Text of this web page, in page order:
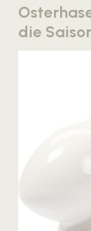
Cineplexx
Designer
FG UBIT
foodaffairs
die